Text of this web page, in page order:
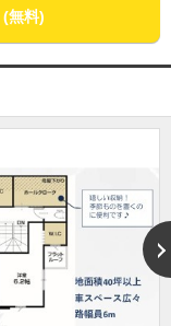
(無料)